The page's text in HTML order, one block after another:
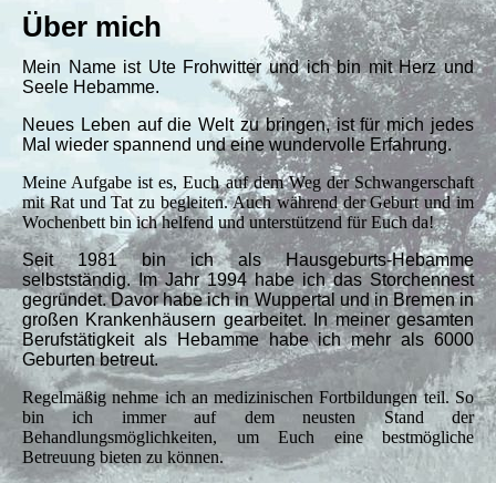
Über mich
Mein Name ist Ute Frohwitter und ich bin mit Herz und
Seele Hebamme.
Neues Leben auf die Welt zu bringen, ist für mich jedes
Mal wieder spannend und eine wundervolle Erfahrung.
Meine Aufgabe ist es, Euch auf dem Weg der Schwangerschaft
mit Rat und Tat zu begleiten. Auch während der Geburt und im
Wochenbett bin ich helfend und unterstützend für Euch da!
Seit 1981 bin ich als Hausgeburts-Hebamme
selbstständig. Im Jahr 1994 habe ich das Storchennest
gegründet. Davor habe ich in Wuppertal und in Bremen in
großen Krankenhäusern gearbeitet. In meiner gesamten
Berufstätigkeit als Hebamme habe ich mehr als 6000
Geburten betreut.
Regelmäßig nehme ich an medizinischen Fortbildungen teil. So
bin ich immer auf dem neusten Stand der
Behandlungsmöglichkeiten, um Euch eine bestmögliche
Betreuung bieten zu können.